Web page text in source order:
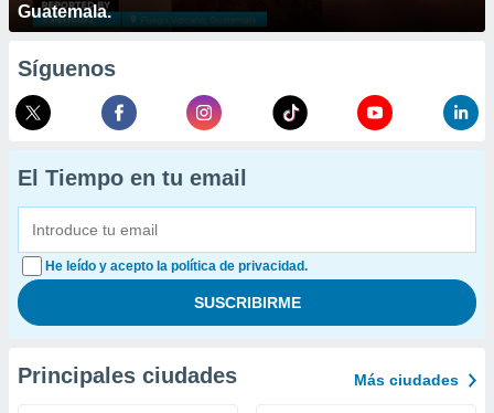
Guatemala.
Síguenos
El Tiempo en tu email
He leído y acepto la política de privacidad.
Principales ciudades Más ciudades